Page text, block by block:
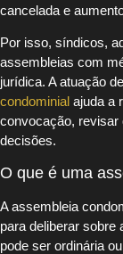
cancelada e
Por isso, síndicos,
assembleias com
jurídica. A atuação
condominial ajuda a
convocação, revisar
decisões.
O que é uma
A assembleia
para deliberar sobre
pode ser ordinária